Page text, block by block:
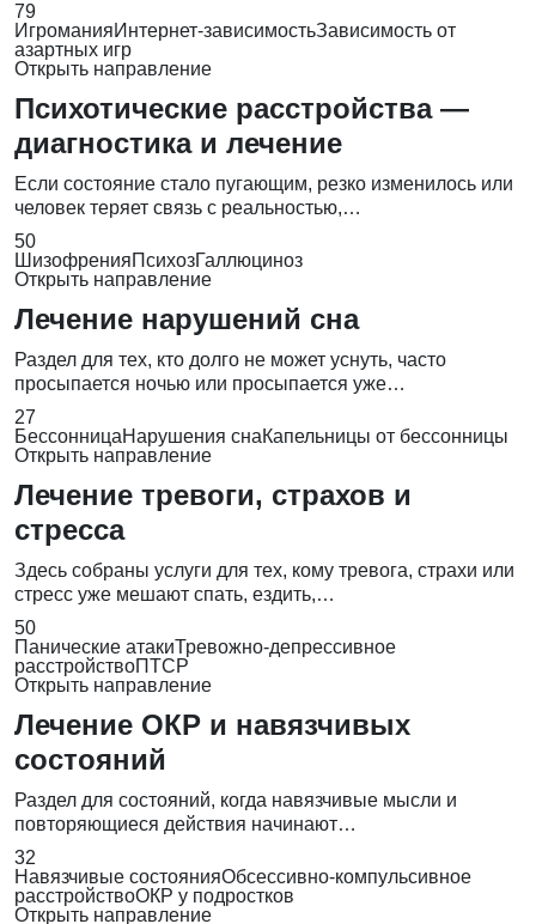
79
ИгроманияИнтернет-зависимостьЗависимость от
азартных игр
Открыть направление
Психотические расстройства —
диагностика и лечение
Если состояние стало пугающим, резко изменилось или
человек теряет связь с реальностью,…
50
ШизофренияПсихозГаллюциноз
Открыть направление
Лечение нарушений сна
Раздел для тех, кто долго не может уснуть, часто
просыпается ночью или просыпается уже…
27
БессонницаНарушения снаКапельницы от бессонницы
Открыть направление
Лечение тревоги, страхов и
стресса
Здесь собраны услуги для тех, кому тревога, страхи или
стресс уже мешают спать, ездить,…
50
Панические атакиТревожно-депрессивное
расстройствоПТСР
Открыть направление
Лечение ОКР и навязчивых
состояний
Раздел для состояний, когда навязчивые мысли и
повторяющиеся действия начинают…
32
Навязчивые состоянияОбсессивно-компульсивное
расстройствоОКР у подростков
Открыть направление